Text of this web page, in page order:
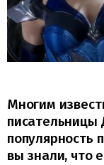
Многим
популярность
вы знали, что